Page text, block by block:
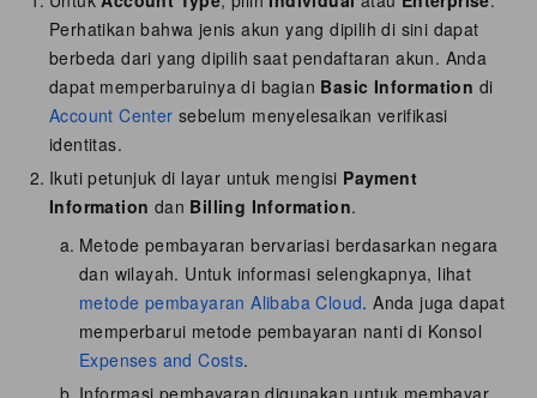
Perhatikan bahwa jenis akun yang dipilih di sini dapat
berbeda dari yang dipilih saat pendaftaran akun. Anda
dapat memperbaruinya di bagian Basic Information di
Account Center sebelum menyelesaikan verifikasi
identitas.
Ikuti petunjuk di layar untuk mengisi Payment
Information dan Billing Information.
Metode pembayaran bervariasi berdasarkan negara
dan wilayah. Untuk informasi selengkapnya, lihat
metode pembayaran Alibaba Cloud. Anda juga dapat
memperbarui metode pembayaran nanti di Konsol
Expenses and Costs.
Informasi pembayaran digunakan untuk membayar